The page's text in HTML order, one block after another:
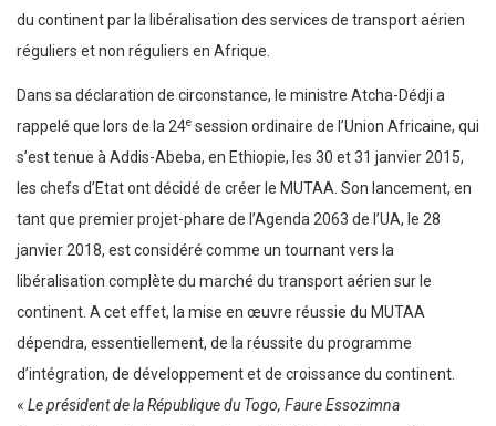
du continent par la libéralisation des services de transport aérien
réguliers et non réguliers en Afrique.
Dans sa déclaration de circonstance, le ministre Atcha-Dédji a
rappelé que lors de la 24e session ordinaire de l’Union Africaine, qui
s’est tenue à Addis-Abeba, en Ethiopie, les 30 et 31 janvier 2015,
les chefs d’Etat ont décidé de créer le MUTAA. Son lancement, en
tant que premier projet-phare de l’Agenda 2063 de l’UA, le 28
janvier 2018, est considéré comme un tournant vers la
libéralisation complète du marché du transport aérien sur le
continent. A cet effet, la mise en œuvre réussie du MUTAA
dépendra, essentiellement, de la réussite du programme
d’intégration, de développement et de croissance du continent.
« Le président de la République du Togo, Faure Essozimna